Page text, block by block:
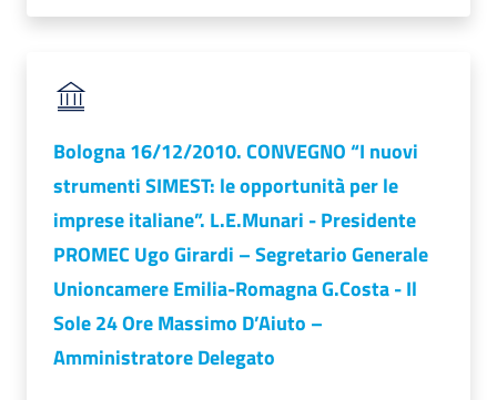
Imprese
siamo
RSS
Bologna 16/12/2010. CONVEGNO “I nuovi
strumenti SIMEST: le opportunità per le
imprese italiane”. L.E.Munari - Presidente
PROMEC Ugo Girardi – Segretario Generale
Unioncamere Emilia-Romagna G.Costa - Il
Sole 24 Ore Massimo D’Aiuto –
Amministratore Delegato